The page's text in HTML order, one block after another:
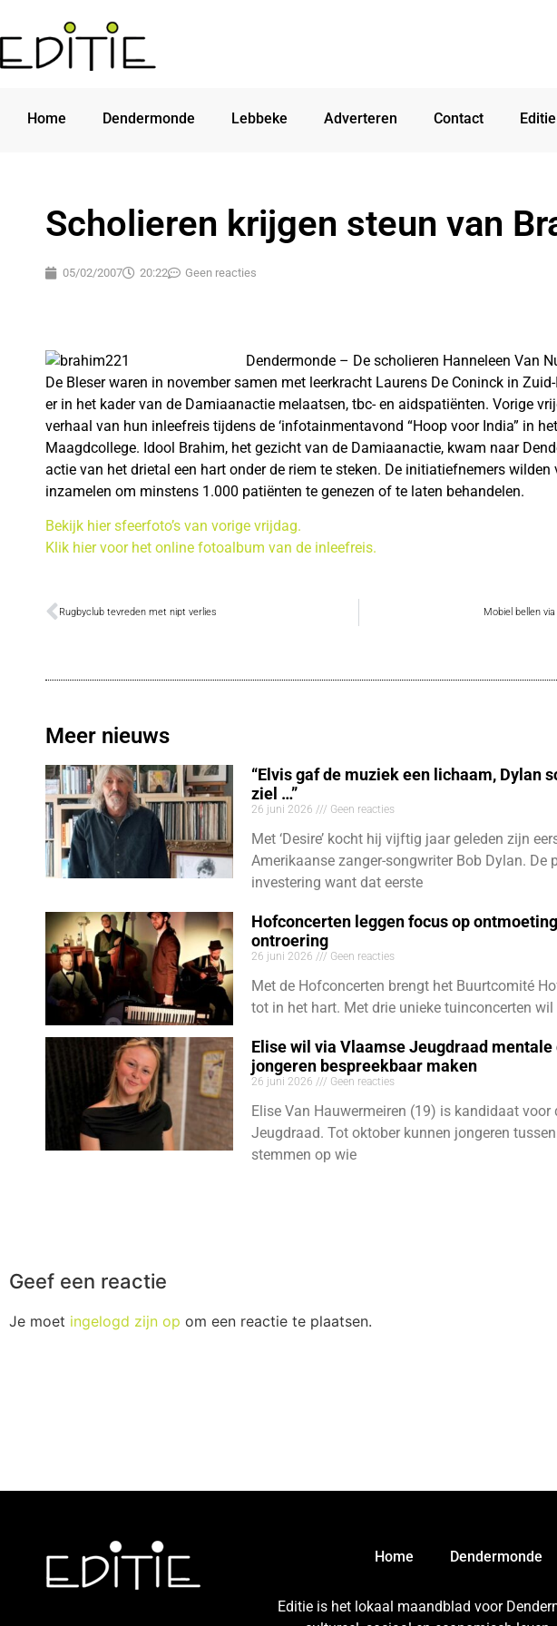
Home Dendermonde Lebbeke Adverteren Contact
Scholieren krijgen steun van
05/02/2007 20:22 Geen reacties
Dendermonde – De scholieren Hanneleen Van
De Bleser waren in november samen met leerkracht Laurens De Coninck in
er in het kader van de Damiaanactie melaatsen, tbc- en aidspatiënten. Vorige
verhaal van hun inleefreis tijdens de ‘infotainmentavond “Hoop voor India” in
Maagdcollege. Idool Brahim, het gezicht van de Damiaanactie, kwam naar
actie van het drietal een hart onder de riem te steken. De initiatiefnemers wilden
inzamelen om minstens 1.000 patiënten te genezen of te laten behandelen.
Bekijk hier sfeerfoto’s van vorige vrijdag.
Klik hier voor het online fotoalbum van de inleefreis.
Rugbyclub tevreden met nipt verlies Mobiel bellen
Meer nieuws
“Elvis gaf de muziek een lichaam, Dylan
ziel …”
26 juni 2026 Geen reacties
Met ‘Desire’ kocht hij vijftig jaar geleden zijn
Amerikaanse zanger-songwriter Bob Dylan. De
investering want dat eerste
Hofconcerten leggen focus op
ontroering
26 juni 2026 Geen reacties
Met de Hofconcerten brengt het Buurtcomité
tot in het hart. Met drie unieke tuinconcerten wil
Elise wil via Vlaamse Jeugdraad mentale
jongeren bespreekbaar maken
26 juni 2026 Geen reacties
Elise Van Hauwermeiren (19) is kandidaat voor
Jeugdraad. Tot oktober kunnen jongeren
stemmen op wie
Geef een reactie
Je moet ingelogd zijn op om een reactie te plaatsen.
Home Dendermonde
Editie is het lokaal maandblad voor